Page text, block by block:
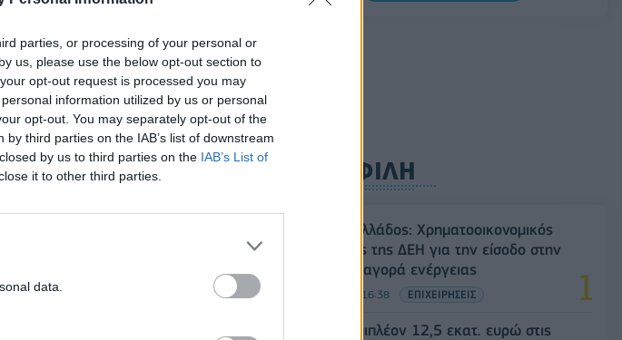
parties, or processing of your personal or
us, please use the below opt-out section to
opt-out request is processed you may
information utilized by us or personal
opt-out. You may separately opt-out of the
third parties on the IAB’s list of downstream
by us to third parties on the IAB’s List of
it to other third parties.
data.
ΔΗΜΟΦΙΛΗ
Deloitte Ελλάδος: Χρηματοοικονομικός
σύμβουλος της ΔΕΗ για την είσοδο στην
πολωνική αγορά ενέργειας
07/08/2026 - 16:38 ΕΠΙΧΕΙΡΗΣΕΙΣ
ΥΠΑΑΤ: Επιπλέον 12,5 εκατ. ευρώ στις